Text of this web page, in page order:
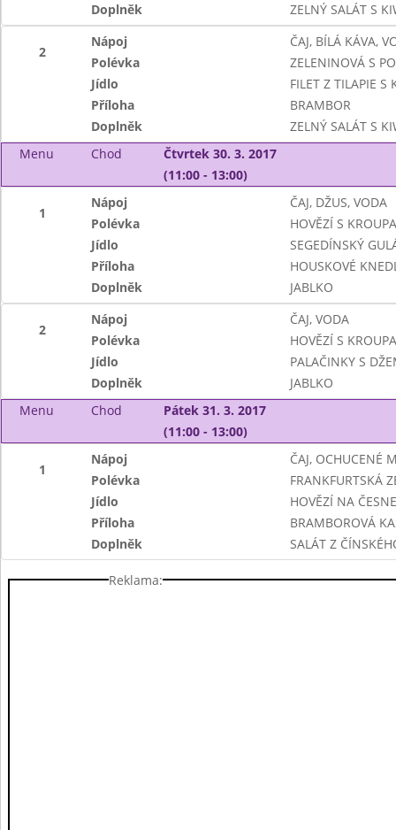
Doplněk
ZELNÝ SALÁT S
2
Nápoj
ČAJ, BÍLÁ KÁVA,
Polévka
ZELENINOVÁ S
Jídlo
FILET Z TILAPIE S
Příloha
BRAMBOR
Doplněk
ZELNÝ SALÁT S
Menu
Chod
Čtvrtek 30. 3. 2017
(11:00 - 13:00)
1
Nápoj
ČAJ, DŽUS, VODA
Polévka
HOVĚZÍ S
Jídlo
SEGEDÍNSKÝ
Příloha
HOUSKOVÉ
Doplněk
JABLKO
2
Nápoj
ČAJ, VODA
Polévka
HOVĚZÍ S
Jídlo
PALAČINKY S
Doplněk
JABLKO
Menu
Chod
Pátek 31. 3. 2017
(11:00 - 13:00)
1
Nápoj
ČAJ, OCHUCENÉ
Polévka
FRANKFURTSKÁ
Jídlo
HOVĚZÍ NA
Příloha
BRAMBOROVÁ
Doplněk
SALÁT Z
Reklama: